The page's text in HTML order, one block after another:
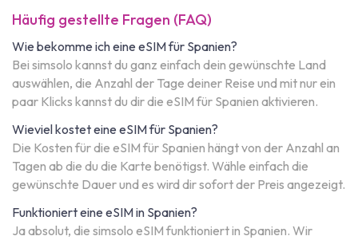
Häufig gestellte Fragen (FAQ)
Wie bekomme ich eine eSIM für Spanien?
Bei simsolo kannst du ganz einfach dein gewünschte Land
auswählen, die Anzahl der Tage deiner Reise und mit nur ein
paar Klicks kannst du dir die eSIM für Spanien aktivieren.
Wieviel kostet eine eSIM für Spanien?
Die Kosten für die eSIM für Spanien hängt von der Anzahl an
Tagen ab die du die Karte benötigst. Wähle einfach die
gewünschte Dauer und es wird dir sofort der Preis angezeigt.
Funktioniert eine eSIM in Spanien?
Ja absolut, die simsolo eSIM funktioniert in Spanien. Wir